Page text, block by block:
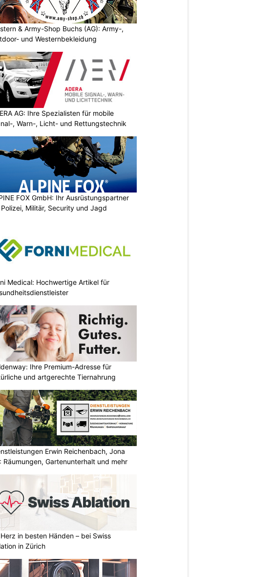
& Army-Shop Buchs (AG): Army-,
und Westernbekleidung
AG: Ihre Spezialisten für mobile
, Warn-, Licht- und Rettungstechnik
FOX GmbH: Ihr Ausrüstungspartner
Militär, Security und Jagd
Medical: Hochwertige Artikel für
Ihre Premium-Adresse für
und artgerechte Tiernahrung
Erwin Reichenbach, Jona
Räumungen, Gartenunterhalt und mehr
in besten Händen – bei Swiss
in Zürich